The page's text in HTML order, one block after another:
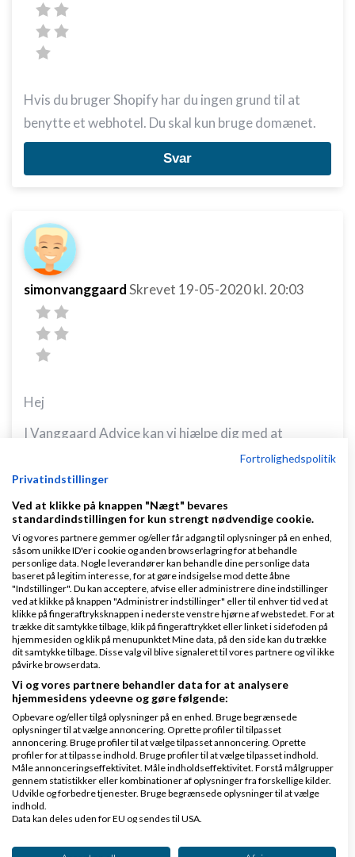
Hvis du bruger Shopify har du ingen grund til at
benytte et webhotel. Du skal kun bruge domænet.
Svar
simonvanggaardSkrevet 19-05-2020kl. 20:03
Hej
I Vanggaard Advice kan vi hjælpe dig med at
wordpress.
Samtidig kan vi hjælpe dig med
virksomhedsrådgivning og grafisk design.
Men før jeg kan være helt konkret, så har jeg brug
for at vide hvor du er fra og hvor omfattende en
side det skal være?
Du kan læse lidt om minvirksomhedher.
Vores pris er meget konkurrencedygtig, og jeg
håber du kunne være nysgerrig på at høre mere.
Vh
Simon Vanggaard
Vanggaard Advice
Fortrolighedspolitik
Privatindstillinger
Ved at klikke på knappen "Nægt" bevares
standardindstillingen for kun strengt nødvendige cookie.
Vi og vores partnere gemmer og/eller får adgang til oplysninger på en enhed,
såsom unikke ID'er i cookie og anden browserlagring for at behandle
personlige data. Nogle leverandører kan behandle dine personlige data
baseret på legitim interesse, for at gøre indsigelse mod dette åbne
"Indstillinger". Du kan acceptere, afvise eller administrere dine indstillinger
ved at klikke på knappen "Administrer indstillinger" eller til enhver tid ved at
klikke på fingeraftryksknappen i nederste venstre hjørne af webstedet. For at
trække dit samtykke tilbage, klik på fingeraftrykket eller linket i sidefoden på
hjemmesiden og klik på menupunktet Mine data, på den side kan du trække
dit samtykke tilbage. Disse valg vil blive signaleret til vores partnere og vil ikke
påvirke browserdata.
Vi og vores partnere behandler data for at analysere
hjemmesidens ydeevne og gøre følgende:
Opbevare og/eller tilgå oplysninger på en enhed. Bruge begrænsede
oplysninger til at vælge annoncering. Oprette profiler til tilpasset
annoncering. Bruge profiler til at vælge tilpasset annoncering. Oprette
profiler for at tilpasse indhold. Bruge profiler til at vælge tilpasset indhold.
Måle annonceringseffektivitet. Måle indholdseffektivitet. Forstå målgrupper
gennem statistikker eller kombinationer af oplysninger fra forskellige kilder.
Udvikle og forbedre tjenester. Bruge begrænsede oplysninger til at vælge
indhold.
Data kan deles uden for EU og sendes til USA.